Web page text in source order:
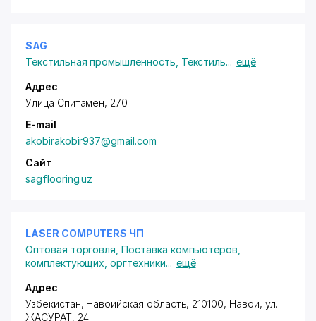
SAG
Текстильная промышленность Текстиль... ещё
Адрес
Улица Спитамен, 270
E-mail
akobirakobir937@gmail.com
Сайт
sagflooring.uz
LASER COMPUTERS ЧП
Оптовая торговля ,Поставка компьютеров,
комплектующих, оргтехники... ещё
Адрес
Узбекистан, Навоийская область, 210100, Навои, ул.
ЖАСУРАТ, 24